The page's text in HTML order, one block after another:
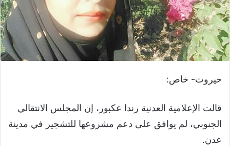
حيروت- خاص:
قالت الإعلامية العدنية رندا عكبور، إن المجلس الانتقالي
الجنوبي، لم يوافق على دعم مشروعها للتشجير في مدينة
عدن.